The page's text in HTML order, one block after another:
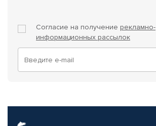
Согласие на получение рекламно-
информационных рассылок